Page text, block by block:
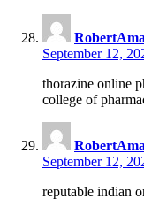
September 12,
thorazine online
college of
September 12,
reputable indian